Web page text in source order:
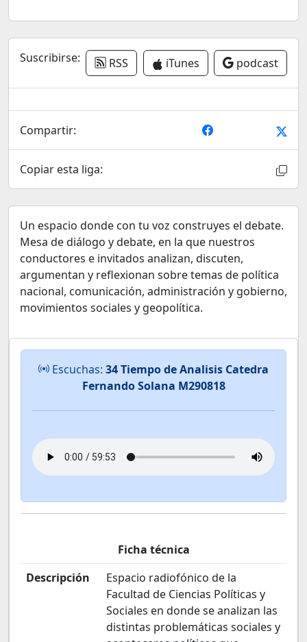
Suscribirse: RSS iTunes podcast
Compartir:
Copiar esta liga:
Un espacio donde con tu voz construyes el debate.
Mesa de diálogo y debate, en la que nuestros
conductores e invitados analizan, discuten,
argumentan y reflexionan sobre temas de política
nacional, comunicación, administración y gobierno,
movimientos sociales y geopolítica.
Escuchas: 34 Tiempo de Analisis Catedra
Fernando Solana M290818
Ficha técnica
Descripción
Espacio radiofónico de la
Facultad de Ciencias Políticas y
Sociales en donde se analizan las
distintas problemáticas sociales y